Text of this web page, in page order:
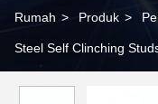
Rumah > Produk >
Steel Self Clinching